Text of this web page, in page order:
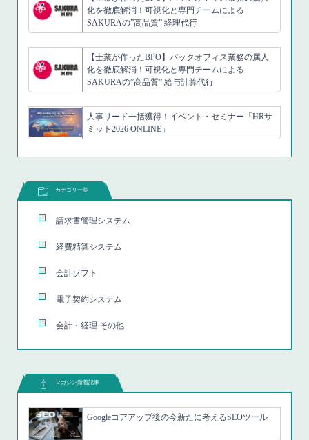
化を徹底解消！可視化と専門チームによる
SAKURAの”高品質” 経理代行
【士業が作ったBPO】バックオフィス業務の属人
化を徹底解消！可視化と専門チームによる
SAKURAの”高品質” 給与計算代行
人事リード一括獲得！イベント・セミナー「HRサ
ミット2026 ONLINE」
カテゴリ一覧
請求書管理システム
経費精算システム
会計ソフト
電子契約システム
会計・経理 その他
マガジン新着記事
Googleコアアップ後の今新たに考えるSEOツール